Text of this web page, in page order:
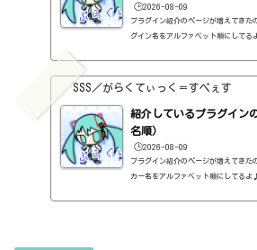
🕒️2026-08-09
プラグイン紹介のページが増えてき
グイン名をアルファベット順にし
VERBED（2B Played Music・リバー
B Played Music・フィルタープラグイ
arts・EQ・無料）40'S VERY OWN DRUMS
ム...
SSS／がらくてぃっく＝すぺぇす
紹介しているプラグイン
名順）
🕒️2026-08-09
プラグイン紹介のページが増えてき
カー名をアルファベット順にし